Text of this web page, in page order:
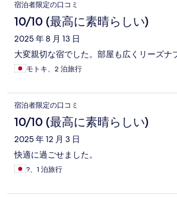
宿泊者限定の口コミ
10/10 (最高に素晴らしい)
2025 年 8 月 13 日
大変親切な宿でした。部屋も広くリーズナ
モトキ、2 泊旅行
宿泊者限定の口コミ
10/10 (最高に素晴らしい)
2025 年 12 月 3 日
快適に過ごせました。
?、1 泊旅行